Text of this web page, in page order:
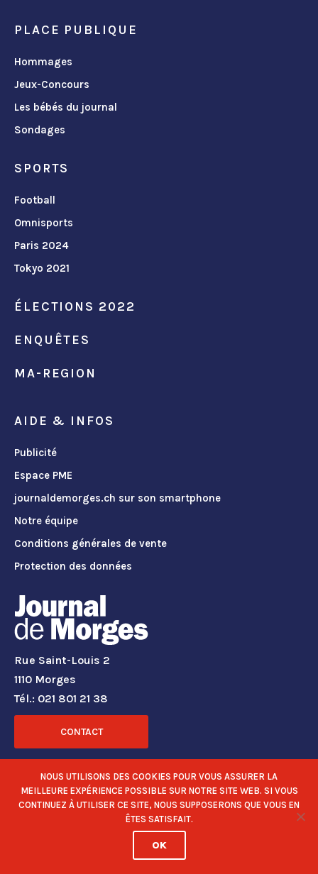
PLACE PUBLIQUE
Hommages
Jeux-Concours
Les bébés du journal
Sondages
SPORTS
Football
Omnisports
Paris 2024
Tokyo 2021
ÉLECTIONS 2022
ENQUÊTES
MA-REGION
AIDE & INFOS
Publicité
Espace PME
journaldemorges.ch sur son smartphone
Notre équipe
Conditions générales de vente
Protection des données
Rue Saint-Louis 2
1110 Morges
Tél.: 021 801 21 38
CONTACT
RÉSEAUX SOCIAUX
NOUS UTILISONS DES COOKIES POUR VOUS ASSURER LA
MEILLEURE EXPÉRIENCE POSSIBLE SUR NOTRE SITE WEB. SI VOUS
CONTINUEZ À UTILISER CE SITE, NOUS SUPPOSERONS QUE VOUS EN
ÊTES SATISFAIT.
OK